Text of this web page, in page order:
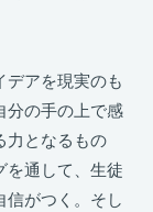
デアを現実のも
分の手の上で感
力となるもの
を通して、生徒
信がつく。そし